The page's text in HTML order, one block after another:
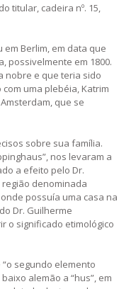
titular, cadeira nº. 15,
Berlim, em data que
possivelmente em 1800.
nobre e que teria sido
uma plebéia, Katrim
que se
sobre sua família.
nos levaram a
a efeito pelo Dr.
denominada
possuía uma casa na
Dr. Guilherme
o significado etimológico
segundo elemento
alemão a “hus”, em